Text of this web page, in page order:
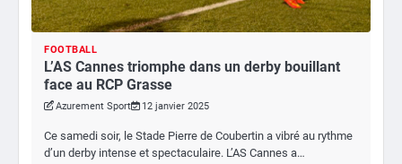
FOOTBALL
L’AS Cannes triomphe dans un derby bouillant
face au RCP Grasse
Azurement Sport 12 janvier 2025
Ce samedi soir, le Stade Pierre de Coubertin a vibré au rythme
d’un derby intense et spectaculaire. L’AS Cannes a…